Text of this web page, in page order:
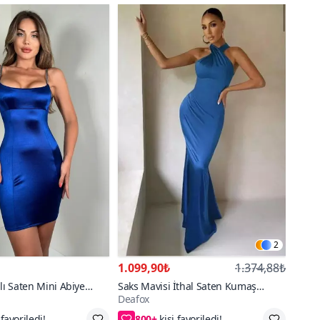
Saten Mini Abiye
2
1.099,90₺ 1.374,88₺
Saks Mavisi İthal Saten Kumaş
Boyun Metal Agraf Toka Detaylı Gizli
Fermuarlı Sırt Dekolteli Uzun Abiye
Deafox
800+